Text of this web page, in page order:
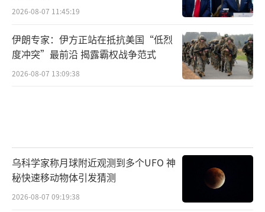
2026-08-07 11:45:19
伊朗专家：伊方正站在抵抗美国“低烈
度冲突”最前沿 揭露霸权战争范式
2026-08-07 13:09:38
乌科学家称月球附近观测到多个UFO 神
秘快速移动物体引发猜测
2026-08-07 09:19:38